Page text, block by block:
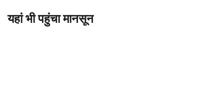
यहां भी पहुंचा मानसून